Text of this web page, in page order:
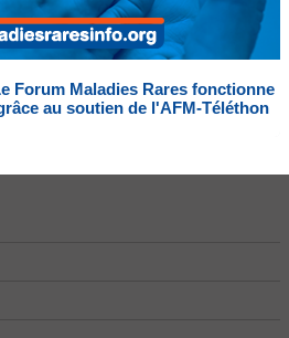
Forum Maladies Rares fonctionne
au soutien de l'AFM-Téléthon